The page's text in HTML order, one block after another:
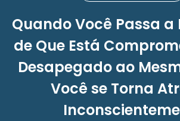
Quando Você Passa
de Que Está
Desapegado ao
Você se Torna